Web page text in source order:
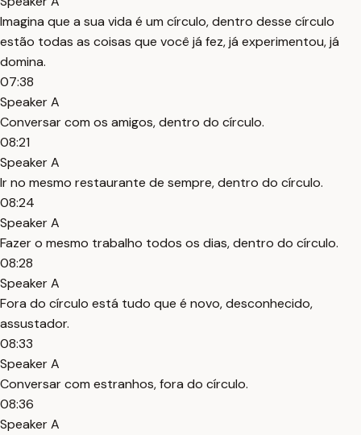
Imagina que a sua vida é um círculo, dentro desse círculo
estão todas as coisas que você já fez, já experimentou, já
domina.
07:38
Speaker A
Conversar com os amigos, dentro do círculo.
08:21
Speaker A
Ir no mesmo restaurante de sempre, dentro do círculo.
08:24
Speaker A
Fazer o mesmo trabalho todos os dias, dentro do círculo.
08:28
Speaker A
Fora do círculo está tudo que é novo, desconhecido,
assustador.
08:33
Speaker A
Conversar com estranhos, fora do círculo.
08:36
Speaker A